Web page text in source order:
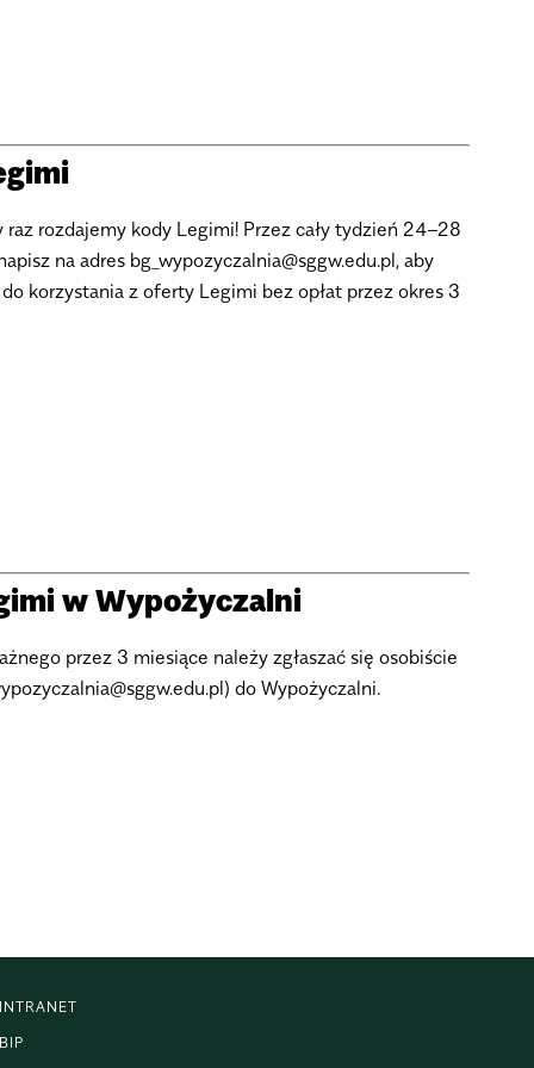
rozdajemy kody Legimi! Przez cały tydzień 24–28
na adres bg_wypozyczalnia@sggw.edu.pl, aby
korzystania z oferty Legimi bez opłat przez okres 3
w Wypożyczalni
przez 3 miesiące należy zgłaszać się osobiście
do Wypożyczalni.